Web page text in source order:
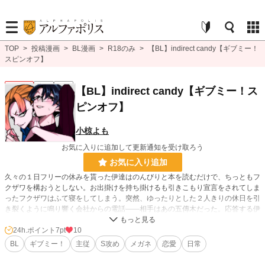
TOP > 投稿漫画 > BL漫画 > R18のみ >
【BL】indirect candy【ギブミー！
スピンオフ】
BL R18 完結 R18
【BL】indirect candy【ギブミー！ス
ピンオフ】
小椋よも
お気に入りに追加して更新通知を受け取ろう
お気に入り追加
久々の１日フリーの休みを貰った伊達はのんびりと本を読むだけで、ちっともフ
クザワを構おうとしない。お出掛けを持ち掛けるも引きこもり宣言をされてしま
ったフクザワはふて寝をしてしまう。突然、ゆったりとした２人きりの休日を引
き裂くように鳴り響く会社からの電話――相手はあの五傳木だった。応答する伊
達に、放置され続けているフクザワはいい気持ちがする筈が無く―…。 「ギブ
ミー！」シリーズのスピンオフ、フクザワ×伊達の休日のお話。
24h.ポイント 7pt
10
BL
ギブミー！ 主従 S攻め メガネ 恋愛 日常